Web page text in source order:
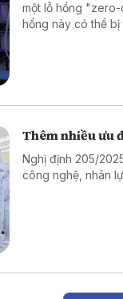
một lỗ hổng "zero-
hổng này có thể
Thêm nhiều ưu
Nghị định 205/
công nghệ, nhân